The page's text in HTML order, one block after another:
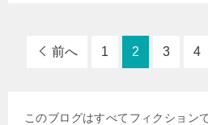
前へ 1 2 3 4
このブログはすべてフィクション